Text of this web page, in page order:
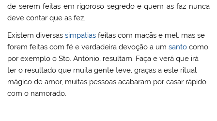
de serem feitas em rigoroso segredo e quem as faz nunca
deve contar que as fez.
Existem diversassimpatias feitas com maçãs e mel, mas se
forem feitas com fé e verdadeira devoção a umsanto como
por exemplo o Sto. António, resultam. Faça e verá que irá
ter o resultado que muita gente teve, graças a este ritual
mágico de amor, muitas pessoas acabaram por casar rápido
com o namorado.